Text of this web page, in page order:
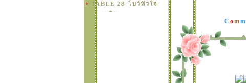
TABLE 28 โบว์หัวใจ
กระพริบ
• * ¤ * TABLE 27
set ดอกไม้สวยเก๋ -2*
¤ ° •
• * ¤ * TABLE 26
set ดอกไม้สวยเก๋ * ¤
° •
• ° ¤ * TABLE 25
set I'am so happy *
¤ ° •
TABLE 24
C omm